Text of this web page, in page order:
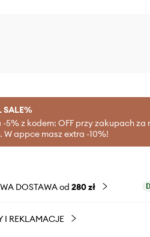
SALE%
-5% z kodem: OFF przy zakupach za
W appce masz extra -10%!
DOSTAWA od 280 zł
I REKLAMACJE